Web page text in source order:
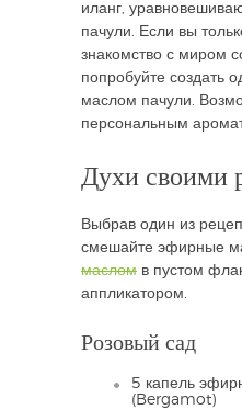
иланг,
пачули. Если вы
знакомство с миром
попробуйте создать
маслом пачули.
персональным
Духи своими
Выбрав один из
смешайте эфирные
маслом в пустом
аппликатором.
Розовый сад
5 капель
(Bergamot)